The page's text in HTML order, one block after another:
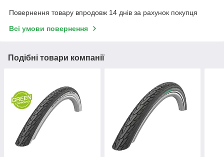
Повернення товару впродовж 14 днів за рахунок покупця
Всі умови повернення
Подібні товари компанії